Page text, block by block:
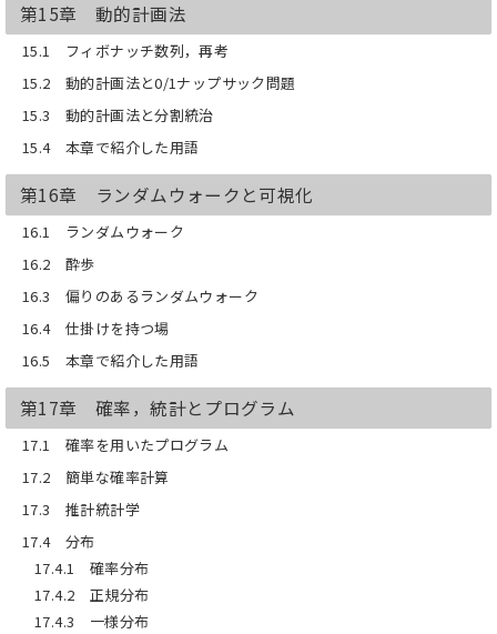
第15章 動的計画法
15.1 フィボナッチ数列，再考
15.2 動的計画法と0/1ナップサック問題
15.3 動的計画法と分割統治
15.4 本章で紹介した用語
第16章 ランダムウォークと可視化
16.1 ランダムウォーク
16.2 酔歩
16.3 偏りのあるランダムウォーク
16.4 仕掛けを持つ場
16.5 本章で紹介した用語
第17章 確率，統計とプログラム
17.1 確率を用いたプログラム
17.2 簡単な確率計算
17.3 推計統計学
17.4 分布
17.4.1 確率分布
17.4.2 正規分布
17.4.3 一様分布